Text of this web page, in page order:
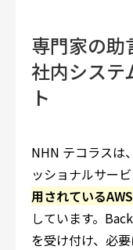
専門家の助
社内システ
ト
NHN テコラスは
ッショナルサービ
用されている
しています。
を受け付け、必